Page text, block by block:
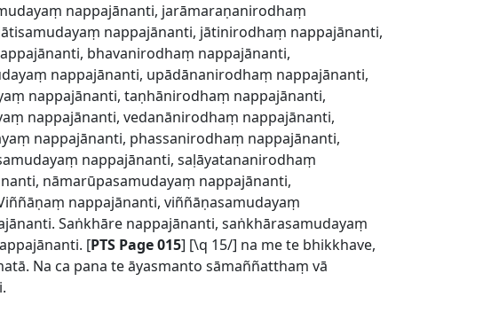
nappajānanti, jarāmaraṇanirodhaṃ
nappajānanti, jātinirodhaṃ nappajānanti,
bhavanirodhaṃ nappajānanti,
nappajānanti, upādānanirodhaṃ nappajānanti,
nappajānanti, taṇhānirodhaṃ nappajānanti,
nappajānanti, vedanānirodhaṃ nappajānanti,
nappajānanti, phassanirodhaṃ nappajānanti,
nappajānanti, saḷāyatananirodhaṃ
nāmarūpasamudayaṃ nappajānanti,
nappajānanti, viññāṇasamudayaṃ
Saṅkhāre nappajānanti, saṅkhārasamudayaṃ
[PTS Page 015] [\q 15/] na me te bhikkhave,
Na ca pana te āyasmanto sāmaññatthaṃ vā